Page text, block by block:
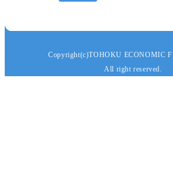
Copyright(c)TOHOKU ECONOMIC
All right reserved.